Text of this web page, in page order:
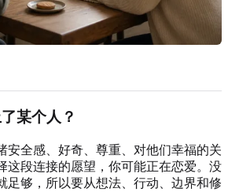
某个人？
安全感、好奇、尊重、对他们幸福的关
这段连接的愿望，你可能正在恋爱。没
足够，所以要从想法、行动、边界和修